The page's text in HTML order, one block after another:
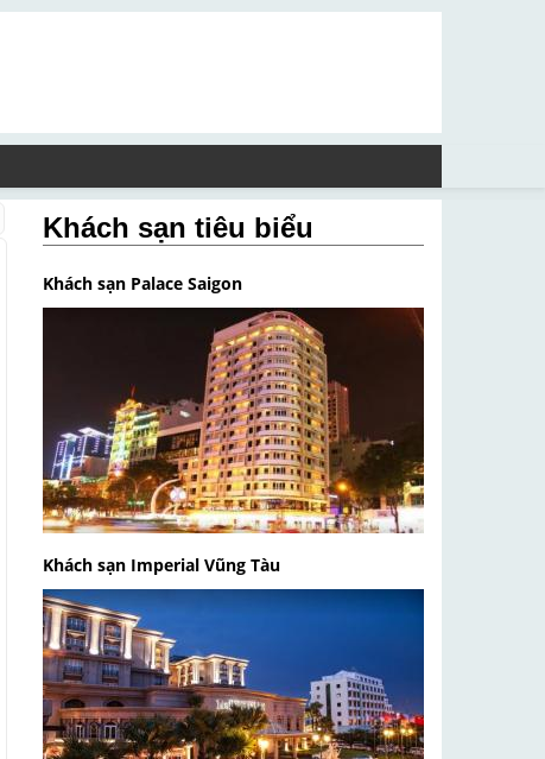
Khách sạn tiêu biểu
Khách sạn Palace Saigon
Khách sạn Imperial Vũng Tàu